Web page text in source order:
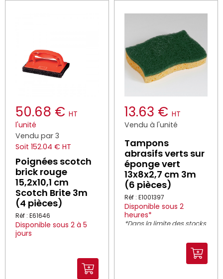
50.68 € HT
l'unité
Vendu par 3
Soit 152.04 € HT
Poignées scotch
brick rouge
15,2x10,1 cm
Scotch Brite 3m
(4 pièces)
Réf : E61646
Disponible sous 2 à 5
jours
13.63 € HT
Vendu à l'unité
Tampons
abrasifs verts sur
éponge vert
13x8x2,7 cm 3m
(6 pièces)
Réf : E1001397
Disponible sous 2
heures*
*Dans la limite des stocks